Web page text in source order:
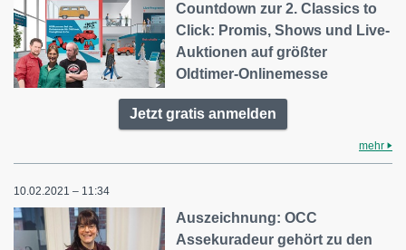
Countdown zur 2. Classics to
Click: Promis, Shows und Live-
Auktionen auf größter
Oldtimer-Onlinemesse
Jetzt gratis anmelden
mehr
10.02.2021 – 11:34
Auszeichnung: OCC
Assekuradeur gehört zu den